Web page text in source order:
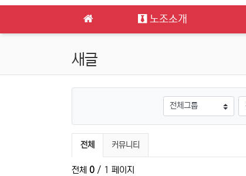
노조소개
새글
게시판그룹
전체게시물 그룹 목록
전체 커뮤니티
전체 0 / 1 페이지